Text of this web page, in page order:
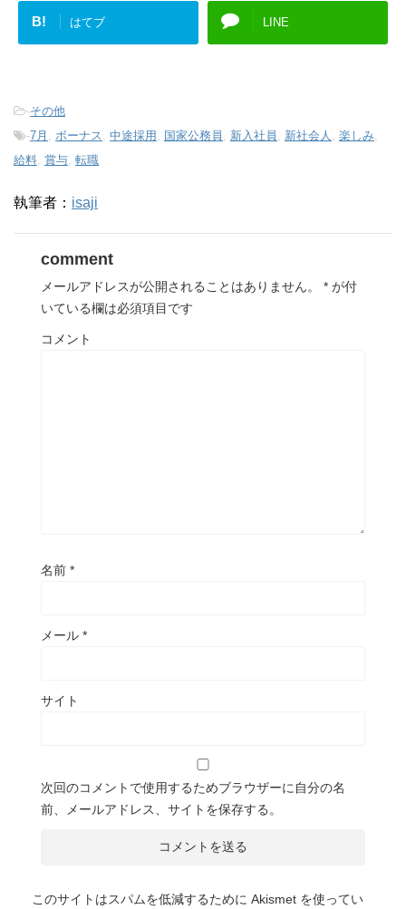
B! はてブ LINE
-その他
-7月 ボーナス 中途採用 国家公務員 新入社員 新社会人 楽しみ
給料 賞与 転職
執筆者： isaji
comment
メールアドレスが公開されることはありません。 * が付
いている欄は必須項目です
コメント
名前 *
メール *
サイト
次回のコメントで使用するためブラウザーに自分の名
前、メールアドレス、サイトを保存する。
このサイトはスパムを低減するために Akismet を使ってい